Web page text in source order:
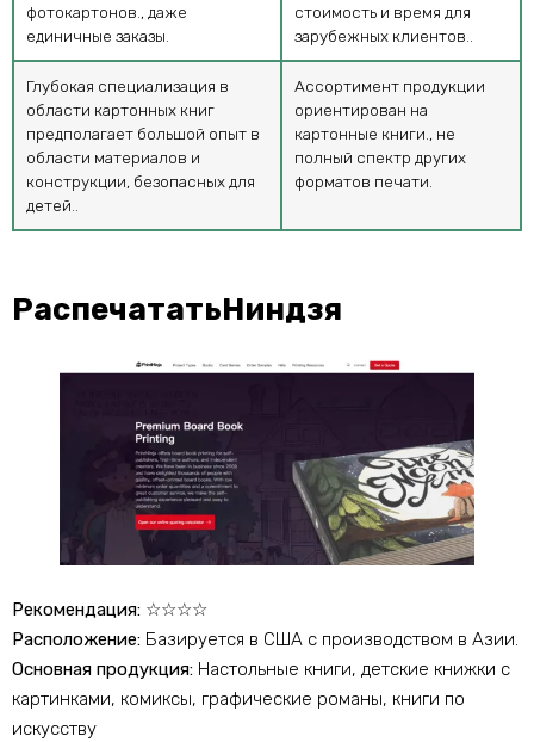
фотокартонов., даже
единичные заказы.
стоимость и время для
зарубежных клиентов..
Глубокая специализация в
области картонных книг
предполагает большой опыт в
области материалов и
конструкции, безопасных для
детей..
Ассортимент продукции
ориентирован на
картонные книги., не
полный спектр других
форматов печати.
РаспечататьНиндзя
Рекомендация: ☆☆☆☆
Расположение: Базируется в США с производством в Азии.
Основная продукция: Настольные книги, детские книжки с
картинками, комиксы, графические романы, книги по
искусству